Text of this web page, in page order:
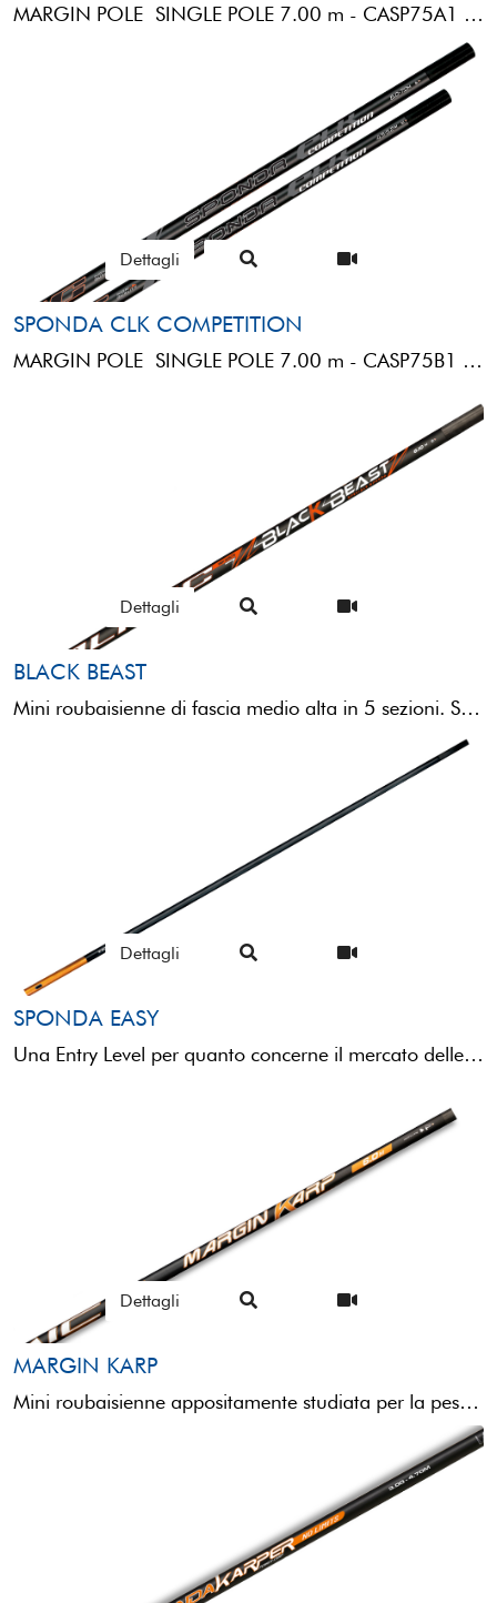
MARGIN POLE SINGLE POLE 7.00 m - CASP75A1 RBS SPONDA CLK 700 (7,00MT)1 MINI BUTT REVERSE 80cm: 2° ...
Dettagli
SPONDA CLK COMPETITION
MARGIN POLE SINGLE POLE 7.00 m - CASP75B1 RBS SPONDA CLK COMPETITION (7,00MT)1 MINI BUTT REVERSE 105cm: 3° ...
Dettagli
BLACK BEAST
Mini roubaisienne di fascia medio alta in 5 sezioni. Strutturata con power kit in tre sezioni, come la ...
Dettagli
SPONDA EASY
Una Entry Level per quanto concerne il mercato delle mini roubaisienne, ma non per questo meno performante e ...
Dettagli
MARGIN KARP
Mini roubaisienne appositamente studiata per la pesca dei grossi ciprinidi nell’immediato sotto riva.Questa short pole è dotata ...